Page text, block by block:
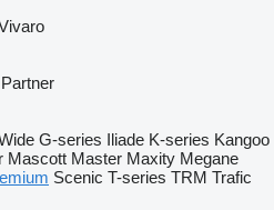
Partner
G-series Iliade K-series Kangoo
Mascott Master Maxity Megane
Scenic T-series TRM Trafic